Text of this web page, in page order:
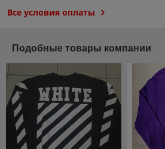
Все условия оплаты
Подобные товары компании